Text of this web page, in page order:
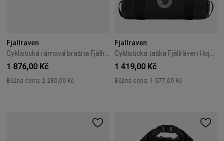
Fjallraven
1 876,00 Kč
Běžná cena: 2 280,00 Kč
Fjallraven
1 419,00 Kč
Běžná cena: 1 577,00 Kč